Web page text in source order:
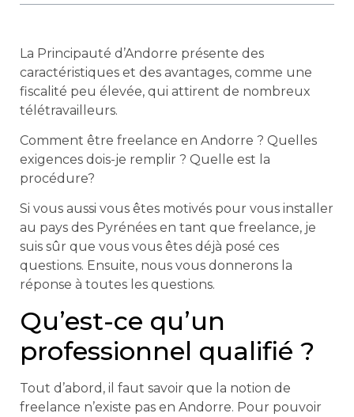
La Principauté d’Andorre présente des
caractéristiques et des avantages, comme une
fiscalité peu élevée, qui attirent de nombreux
télétravailleurs.
Comment être freelance en Andorre ? Quelles
exigences dois-je remplir ? Quelle est la
procédure?
Si vous aussi vous êtes motivés pour vous installer
au pays des Pyrénées en tant que freelance, je
suis sûr que vous vous êtes déjà posé ces
questions. Ensuite, nous vous donnerons la
réponse à toutes les questions.
Qu’est-ce qu’un
professionnel qualifié ?
Tout d’abord, il faut savoir que la notion de
freelance n’existe pas en Andorre. Pour pouvoir